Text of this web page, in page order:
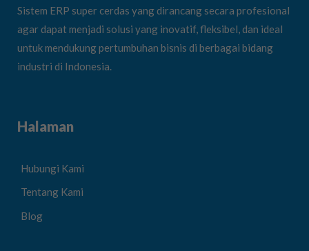
Sistem ERP super cerdas yang dirancang secara profesional
agar dapat menjadi solusi yang inovatif, fleksibel, dan ideal
untuk mendukung pertumbuhan bisnis di berbagai bidang
industri di Indonesia.
Halaman
Hubungi Kami
Tentang Kami
Blog